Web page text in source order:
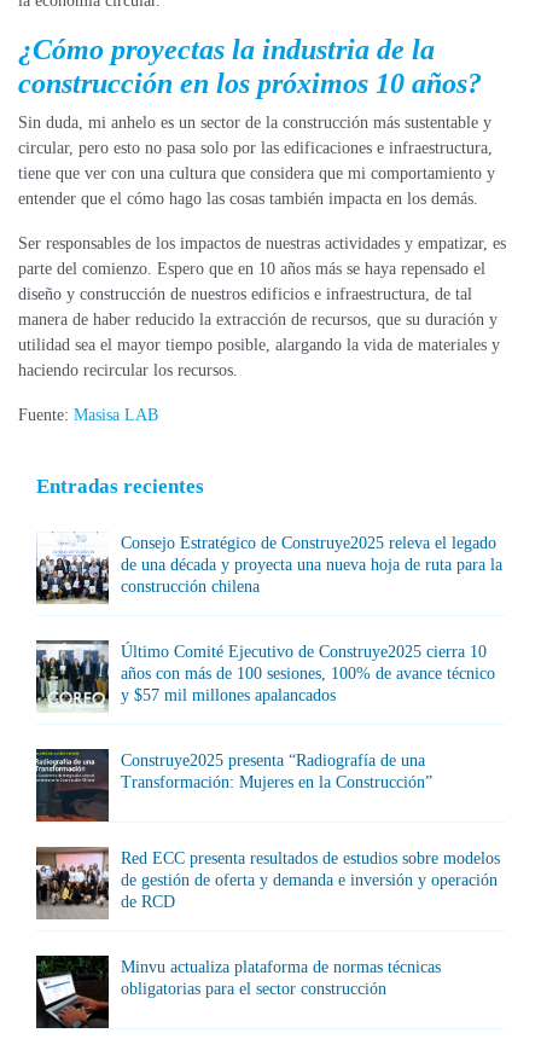
¿Cómo proyectas la industria de la
construcción en los próximos 10 años?
Sin duda, mi anhelo es un sector de la construcción más sustentable y
circular, pero esto no pasa solo por las edificaciones e infraestructura,
tiene que ver con una cultura que considera que mi comportamiento y
entender que el cómo hago las cosas también impacta en los demás.
Ser responsables de los impactos de nuestras actividades y empatizar, es
parte del comienzo. Espero que en 10 años más se haya repensado el
diseño y construcción de nuestros edificios e infraestructura, de tal
manera de haber reducido la extracción de recursos, que su duración y
utilidad sea el mayor tiempo posible, alargando la vida de materiales y
haciendo recircular los recursos.
Fuente: Masisa LAB
Entradas recientes
Consejo Estratégico de Construye2025 releva el legado
de una década y proyecta una nueva hoja de ruta para la
construcción chilena
Último Comité Ejecutivo de Construye2025 cierra 10
años con más de 100 sesiones, 100% de avance técnico
y $57 mil millones apalancados
Construye2025 presenta “Radiografía de una
Transformación: Mujeres en la Construcción”
Red ECC presenta resultados de estudios sobre modelos
de gestión de oferta y demanda e inversión y operación
de RCD
Minvu actualiza plataforma de normas técnicas
obligatorias para el sector construcción